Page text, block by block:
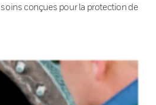
conçues pour la protection de